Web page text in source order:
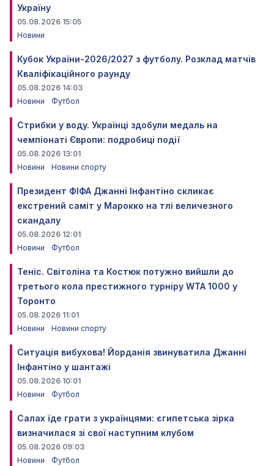
Україну
05.08.2026 15:05
Новини
Кубок України-2026/2027 з футболу. Розклад матчів
Кваліфікаційного раунду
05.08.2026 14:03
Новини
Футбол
Стрибки у воду. Українці здобули медаль на
чемпіонаті Європи: подробиці події
05.08.2026 13:01
Новини
Новини спорту
Президент ФІФА Джанні Інфантіно скликає
екстрений саміт у Марокко на тлі величезного
скандалу
05.08.2026 12:01
Новини
Футбол
Теніс. Світоліна та Костюк потужно вийшли до
третього кола престижного турніру WTA 1000 у
Торонто
05.08.2026 11:01
Новини
Новини спорту
Ситуація вибухова! Йорданія звинуватила Джанні
Інфантіно у шантажі
05.08.2026 10:01
Новини
Футбол
Салах їде грати з українцями: єгипетська зірка
визначилася зі свої наступним клубом
05.08.2026 09:03
Новини
Футбол